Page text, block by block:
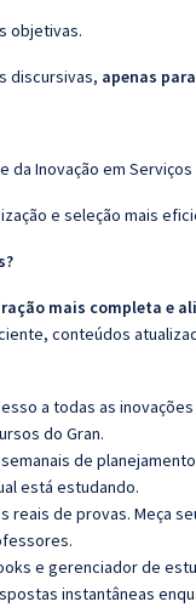
objetivas.
discursivas, apenas
da Inovação em Serviços
e seleção mais
mais completa e
conteúdos
a todas as
do Gran.
semanais de
está estudando.
reais de provas. Meça
e gerenciador de
instantâneas